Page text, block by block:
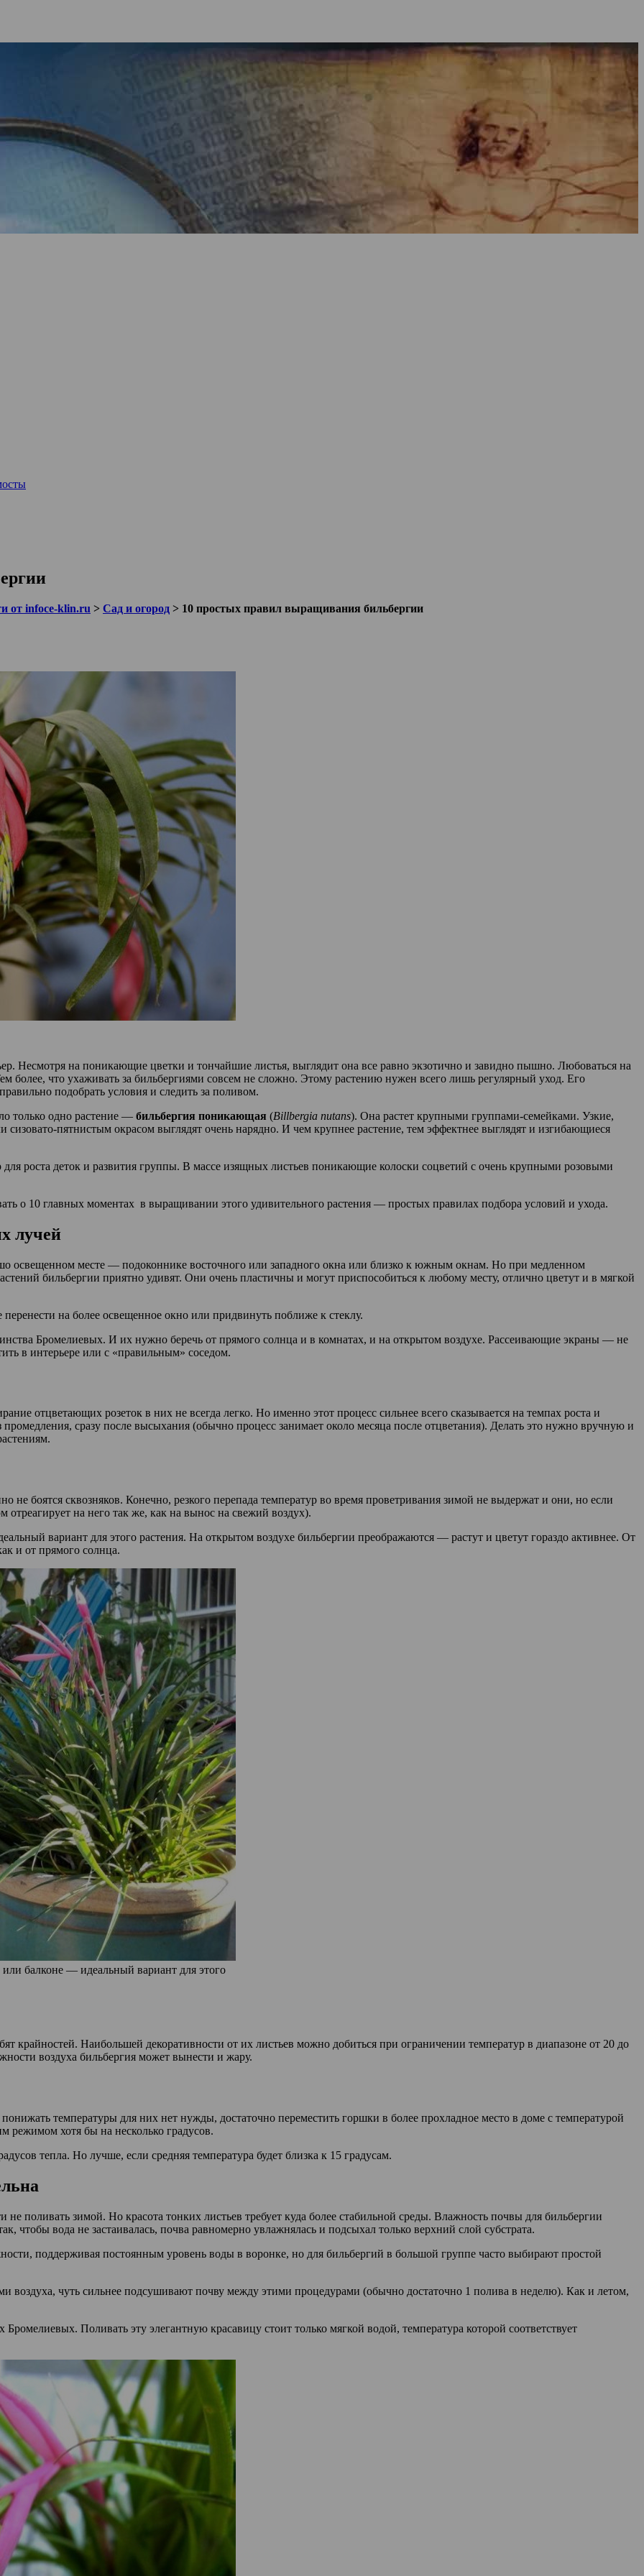
от infoce-klin.ru > Сад и огород > 10 простых правил выращивания бильбергии
Несмотря на поникающие цветки и тончайшие листья, выглядит она все равно экзотично и завидно пышно. Любоваться на
более, что ухаживать за бильбергиями совсем не сложно. Этому растению нужен всего лишь регулярный уход. Его
подобрать условия и следить за поливом.
только одно растение — бильбергия поникающая (Billbergia nutans). Она растет крупными группами-семейками. Узкие,
пятнистым окрасом выглядят очень нарядно. И чем крупнее растение, тем эффектнее выглядят и изгибающиеся
роста деток и развития группы. В массе изящных листьев поникающие колоски соцветий с очень крупными розовыми
о 10 главных моментах в выращивании этого удивительного растения — простых правилах подбора условий и ухода.
лучей
освещенном месте — подоконнике восточного или западного окна или близко к южным окнам. Но при медленном
бильбергии приятно удивят. Они очень пластичны и могут приспособиться к любому месту, отлично цветут и в мягкой
на более освещенное окно или придвинуть поближе к стеклу.
Бромелиевых. И их нужно беречь от прямого солнца и в комнатах, и на открытом воздухе. Рассеивающие экраны — не
в интерьере или с «правильным» соседом.
отцветающих розеток в них не всегда легко. Но именно этот процесс сильнее всего сказывается на темпах роста и
сразу после высыхания (обычно процесс занимает около месяца после отцветания). Делать это нужно вручную и
не боятся сквозняков. Конечно, резкого перепада температур во время проветривания зимой не выдержат и они, но если
отреагирует на него так же, как на вынос на свежий воздух).
вариант для этого растения. На открытом воздухе бильбергии преображаются — растут и цветут гораздо активнее. От
и от прямого солнца.
или балконе — идеальный вариант для этого
крайностей. Наибольшей декоративности от их листьев можно добиться при ограничении температур в диапазоне от 20 до
воздуха бильбергия может вынести и жару.
температуры для них нет нужды, достаточно переместить горшки в более прохладное место в доме с температурой
режимом хотя бы на несколько градусов.
тепла. Но лучше, если средняя температура будет близка к 15 градусам.
поливать зимой. Но красота тонких листьев требует куда более стабильной среды. Влажность почвы для бильбергии
чтобы вода не застаивалась, почва равномерно увлажнялась и подсыхал только верхний слой субстрата.
поддерживая постоянным уровень воды в воронке, но для бильбергий в большой группе часто выбирают простой
воздуха, чуть сильнее подсушивают почву между этими процедурами (обычно достаточно 1 полива в неделю). Как и летом,
Поливать эту элегантную красавицу стоит только мягкой водой, температура которой соответствует